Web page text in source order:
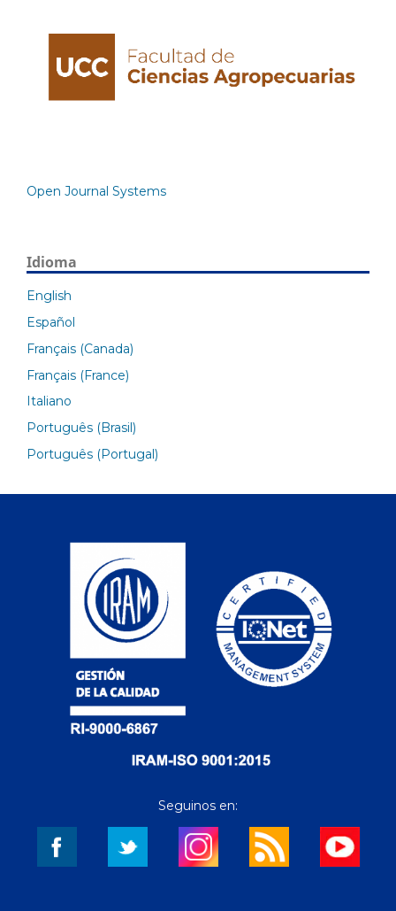
Open Journal Systems
Idioma
English
Español
Français (Canada)
Français (France)
Italiano
Português (Brasil)
Português (Portugal)
Seguinos en: